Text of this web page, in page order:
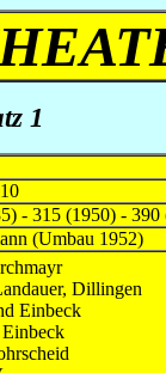
1
- 315 (1950) -
(Umbau 1952)
Dillingen
Einbeck
Einbeck